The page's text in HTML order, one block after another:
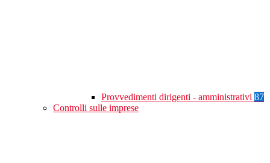
Provvedimenti dirigenti - amministrativi 87
Controlli sulle imprese